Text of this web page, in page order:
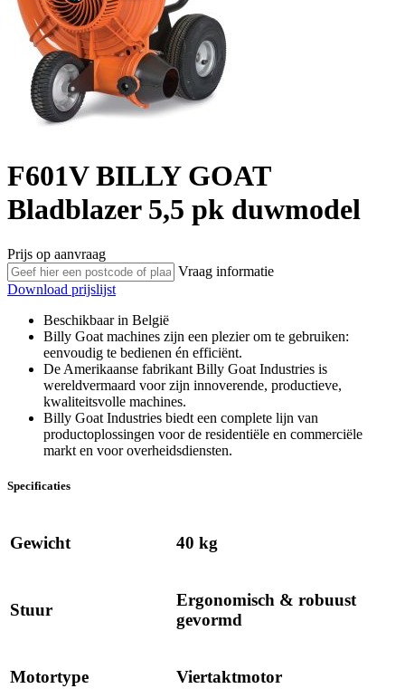
F601V BILLY GOAT
Bladblazer 5,5 pk duwmodel
Prijs op aanvraag
Vraag informatie
Download prijslijst
Beschikbaar in België
Billy Goat machines zijn een plezier om te gebruiken:
eenvoudig te bedienen én efficiënt.
De Amerikaanse fabrikant Billy Goat Industries is
wereldvermaard voor zijn innoverende, productieve,
kwaliteitsvolle machines.
Billy Goat Industries biedt een complete lijn van
productoplossingen voor de residentiële en commerciële
markt en voor overheidsdiensten.
Specificaties
Gewicht 40 kg
Stuur
Ergonomisch & robuust
gevormd
Motortype Viertaktmotor